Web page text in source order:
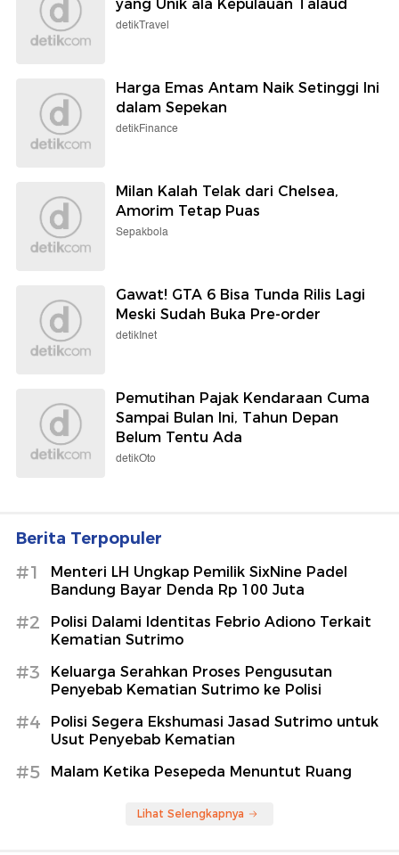
yang Unik ala Kepulauan Talaud
detikTravel
Harga Emas Antam Naik Setinggi Ini
dalam Sepekan
detikFinance
Milan Kalah Telak dari Chelsea,
Amorim Tetap Puas
Sepakbola
Gawat! GTA 6 Bisa Tunda Rilis Lagi
Meski Sudah Buka Pre-order
detikInet
Pemutihan Pajak Kendaraan Cuma
Sampai Bulan Ini, Tahun Depan
Belum Tentu Ada
detikOto
Berita Terpopuler
#1
Menteri LH Ungkap Pemilik SixNine Padel
Bandung Bayar Denda Rp 100 Juta
#2
Polisi Dalami Identitas Febrio Adiono Terkait
Kematian Sutrimo
#3
Keluarga Serahkan Proses Pengusutan
Penyebab Kematian Sutrimo ke Polisi
#4
Polisi Segera Ekshumasi Jasad Sutrimo untuk
Usut Penyebab Kematian
#5 Malam Ketika Pesepeda Menuntut Ruang
Lihat Selengkapnya